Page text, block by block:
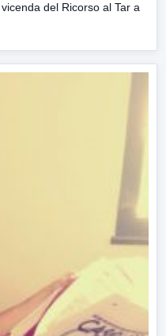
del Ricorso al Tar a